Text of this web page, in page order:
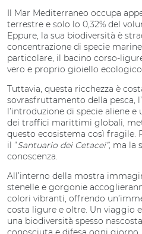
Il Mar Mediterraneo occupa
terrestre e solo lo 0,32% del
Eppure, la sua biodiversità è
concentrazione di specie
particolare, il bacino corso-
vero e proprio gioiello
Tuttavia, questa ricchezza è
sovrasfruttamento della pesca,
l’introduzione di specie aliene e
dei traffici marittimi globali,
questo ecosistema così fragile.
il “Santuario dei Cetacei”, ma la
conoscenza.
All’interno della mostra
stenelle e gorgonie
colori vibranti, offrendo
costa ligure e oltre. Un viaggio
una biodiversità spesso